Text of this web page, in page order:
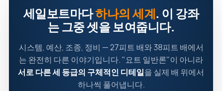
세일보트마다하나의 세계. 이 강좌
는 그중 셋을 보여줍니다.
시스템, 예산, 조종, 정비 — 27피트 배와 38피트 배에서
는 완전히 다른 이야기입니다. "요트 일반론"이 아니라
서로 다른 세 등급의 구체적인 디테일을 실제 배 위에서
하나씩 풀어냅니다.